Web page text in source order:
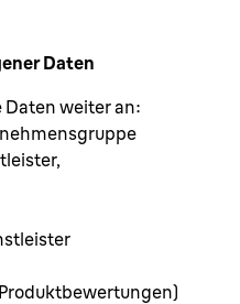
Daten
weiter an: